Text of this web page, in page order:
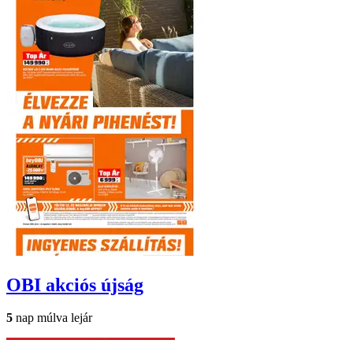
OBI akciós újság
5 nap múlva lejár